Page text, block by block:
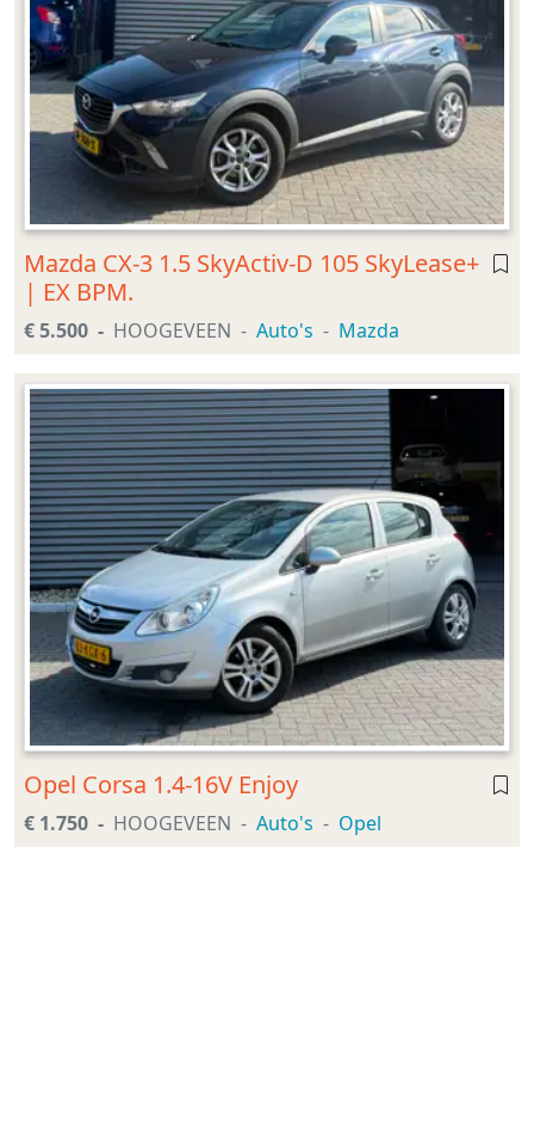
Mazda CX-3 1.5 SkyActiv-D 105 SkyLease+
| EX BPM.
€ 5.500 HOOGEVEEN Auto's Mazda
Opel Corsa 1.4-16V Enjoy
€ 1.750 HOOGEVEEN Auto's Opel